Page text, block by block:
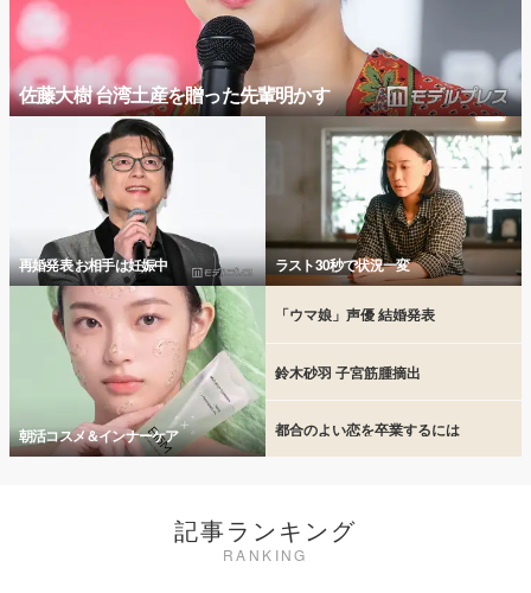
佐藤大樹 台湾土産を贈った先輩明かす
再婚発表 お相手は妊娠中 ラスト30秒で状況一変
朝活コスメ＆インナーケア
「ウマ娘」声優 結婚発表
鈴木砂羽 子宮筋腫摘出
都合のよい恋を卒業するには
記事ランキング
RANKING